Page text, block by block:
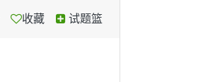
收藏 试题篮